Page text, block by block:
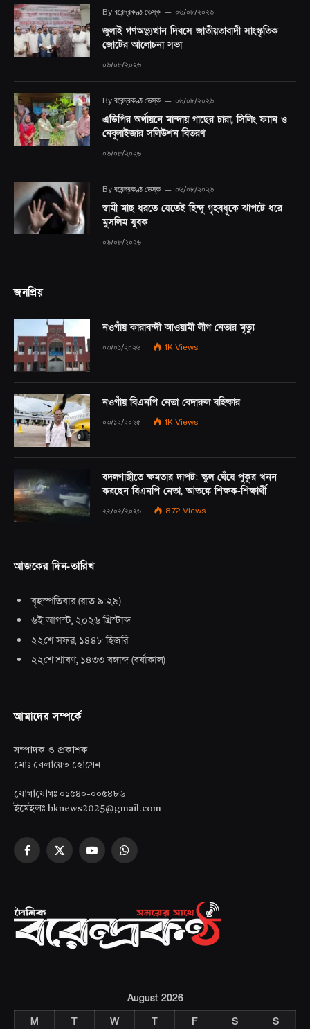
By বরেন্দ্রকণ্ঠ ডেস্ক ০৬/০৮/২০২৬
জুলাই গণঅভ্যুত্থান দিবসে জাতীয়তাবাদী সাংস্কৃতিক
জোটের আলোচনা সভা
০৬/০৮/২০২৬
By বরেন্দ্রকণ্ঠ ডেস্ক ০৬/০৮/২০২৬
এডিপির অর্থায়নে মান্দায় গাছের চারা, সিলিং ফ্যান ও
নেবুলাইজার সলিউশন বিতরণ
০৬/০৮/২০২৬
By বরেন্দ্রকণ্ঠ ডেস্ক ০৬/০৮/২০২৬
স্বামী মাছ ধরতে যেতেই হিন্দু গৃহবধূকে ঝাপটে ধরে
মুসলিম যুবক
০৬/০৮/২০২৬
জনপ্রিয়
নওগাঁয় কারাবন্দী আওয়ামী লীগ নেতার মৃত্যু
০৩/০১/২০২৬ 1K Views
নওগাঁয় বিএনপি নেতা বেদারুল বহিষ্কার
০৩/১২/২০২৫ 1K Views
বদলগাছীতে ক্ষমতার দাপট: স্কুল ঘেঁষে পুকুর খনন
করছেন বিএনপি নেতা, আতঙ্কে শিক্ষক-শিক্ষার্থী
২২/০২/২০২৬ 872 Views
আজকের দিন-তারিখ
বৃহস্পতিবার(রাত ৯:২৯)
৬ই আগস্ট, ২০২৬ খ্রিস্টাব্দ
২২শে সফর, ১৪৪৮ হিজরি
২২শে শ্রাবণ, ১৪৩৩ বঙ্গাব্দ (বর্ষাকাল)
আমাদের সম্পর্কে
সম্পাদক ও প্রকাশক
মোঃ বেলায়েত হোসেন
যোগাযোগঃ ০১৫৪০-০০৫৪৮৬
ইমেইলঃ bknews2025@gmail.com
Facebook
X
YouTubeWhatsApp
August 2026
M
T W T F S S